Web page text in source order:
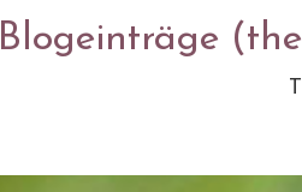
Blogeinträge